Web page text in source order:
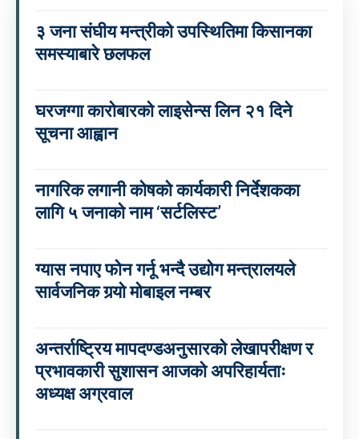
३ जना संघीय मन्त्रीको उपस्थितिमा किसानका
समस्याबारे छलफल
घरजग्गा कारोबारको लाइसेन्स लिन २१ दिने
सूचना आह्वान
नागरिक लगानी कोषको कार्यकारी निर्देशकका
लागि ५ जनाको नाम ‘सर्टलिस्ट’
ग्यास नपाए फोन गर्नू भन्दै उद्योग मन्त्रालयले
सार्वजनिक गर्‍यो मोबाइल नम्बर
अन्तर्राष्ट्रिय मापदण्डअनुसारको लेखापरीक्षण र
प्रभावकारी सुशासन आजको अपरिहार्यताः
अध्यक्ष अग्रवाल